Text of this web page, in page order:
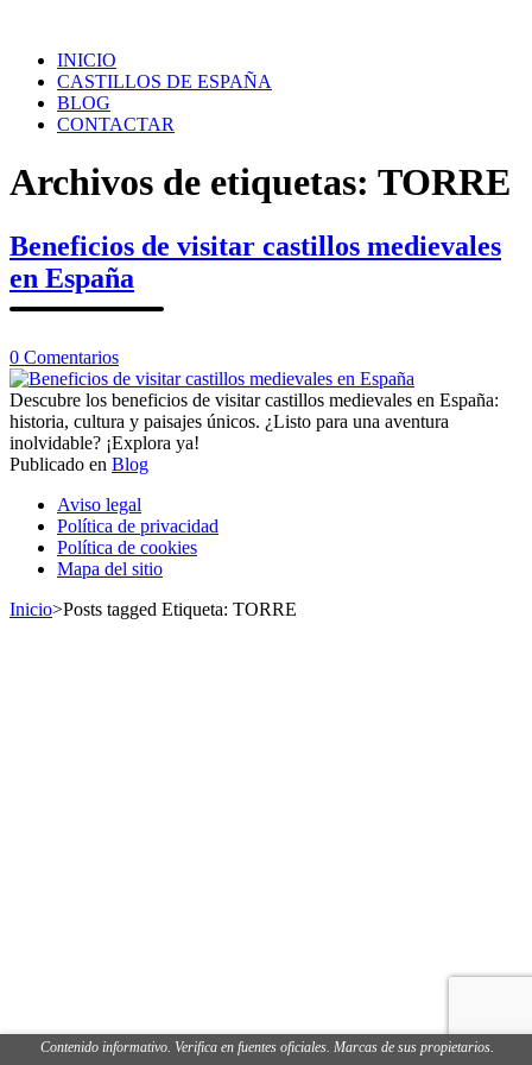
contenidoINICIO
CASTILLOS DE ESPAÑA
BLOG
CONTACTAR
Archivos de etiquetas: TORRE
Beneficios de visitar castillos medievales
en España
0 Comentariosen
Beneficios
de
visitar
castillos
medievales
España
Descubre los beneficios de visitar castillos medievales en España:
historia, cultura y paisajes únicos. ¿Listo para una aventura
inolvidable? ¡Explora ya!
Publicado en Blog
los
puestos
Aviso legal
Política de privacidad
Política de cookies
Mapa del sitio
Inicio>Posts tagged Etiqueta: TORRE
Contenido informativo. Verifica en fuentes oficiales. Marcas de sus propietarios.